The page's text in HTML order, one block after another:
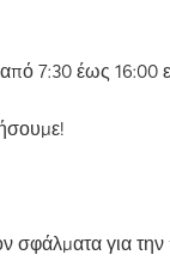
7:30 έως 16:00
σφάλματα για